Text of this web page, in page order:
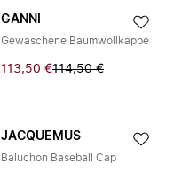
GANNI
Gewaschene Baumwollkappe
113,50 €114,50 €
JACQUEMUS
Baluchon Baseball Cap